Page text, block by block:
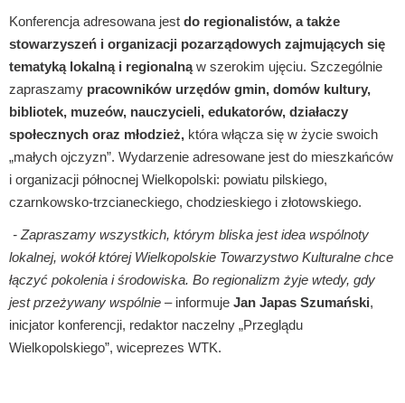
Konferencja adresowana jest do regionalistów, a także
stowarzyszeń i organizacji pozarządowych zajmujących się
tematyką lokalną i regionalnąw szerokim ujęciu. Szczególnie
zapraszamy pracowników urzędów gmin, domów kultury,
bibliotek, muzeów, nauczycieli, edukatorów, działaczy
społecznych oraz młodzież, która włącza się w życie swoich
„małych ojczyzn”. Wydarzenie adresowane jest do mieszkańców
i organizacji północnej Wielkopolski: powiatu pilskiego,
czarnkowsko-trzcianeckiego, chodzieskiego i złotowskiego.
- Zapraszamy wszystkich, którym bliska jest idea wspólnoty
lokalnej, wokół której Wielkopolskie Towarzystwo Kulturalne chce
łączyć pokolenia i środowiska. Bo regionalizm żyje wtedy, gdy
jest przeżywany wspólnie – informuje Jan Japas Szumański,
inicjator konferencji, redaktor naczelny „Przeglądu
Wielkopolskiego”, wiceprezes WTK.